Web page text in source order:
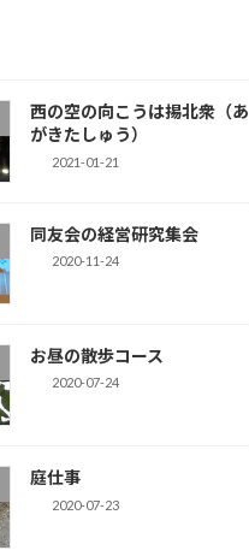
西の空の向こうは掦北衆（あ
がきたしゅう）
2021-01-21
同友会の経営研究集会
2020-11-24
お昼の散歩コース
2020-07-24
庭仕事
2020-07-23